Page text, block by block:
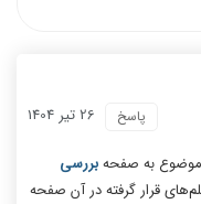
26 تیر 1404 پاسخ
موضوع به صفحهبررسی
قرار گرفته در آن صفحه